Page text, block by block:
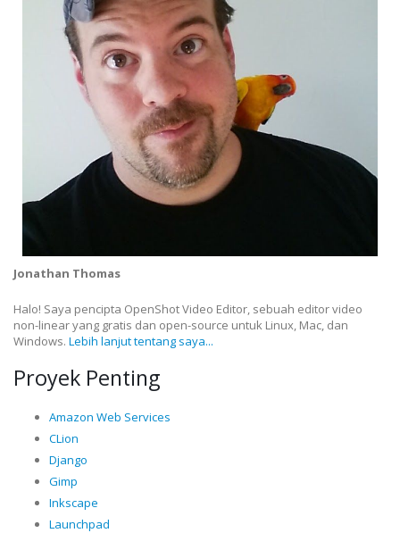
Jonathan Thomas
Halo! Saya pencipta OpenShot Video Editor, sebuah editor video
non-linear yang gratis dan open-source untuk Linux, Mac, dan
Windows. Lebih lanjut tentang saya...
Proyek Penting
Amazon Web Services
CLion
Django
Gimp
Inkscape
Launchpad